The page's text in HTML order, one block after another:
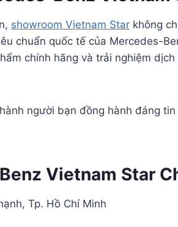
showroom Vietnam Star không
chuẩn quốc tế của Mercedes-
chính hãng và trải nghiệm
người bạn đồng hành đáng
Vietnam Star
Tp. Hồ Chí Minh